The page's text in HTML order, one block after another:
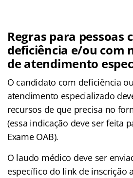
Regras para pessoas
deficiência e/ou com
de atendimento
O candidato com deficiência
atendimento especializado
recursos de que precisa no
(essa indicação deve ser feita
Exame OAB).
O laudo médico deve ser
específico do link de inscrição